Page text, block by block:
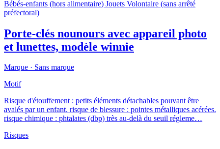
Bébés-enfants (hors alimentaire) Jouets Volontaire (sans arrêté
préfectoral)
Porte-clés nounours avec appareil photo
et lunettes, modèle winnie
Marque · Sans marque
Motif
Risque d'étouffement : petits éléments détachables pouvant être
avalés par un enfant. risque de blessure : pointes métalliques acérées.
risque chimique : phtalates (dbp) très au-delà du seuil régleme…
Risques